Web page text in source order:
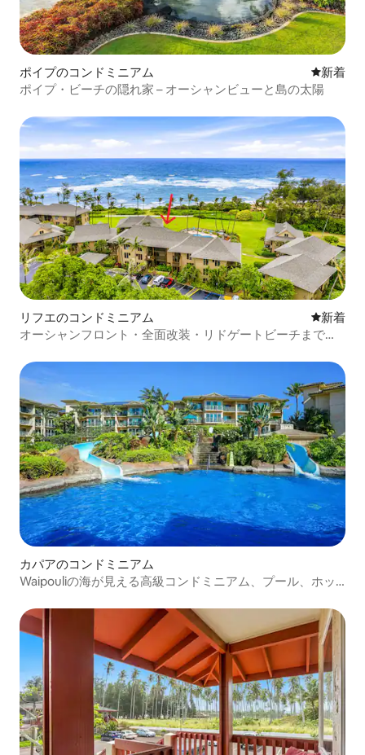
ポイプのコンドミニアム 新しい宿
新着
ポイプ・ビーチの隠れ家 – オーシャンビューと島の太陽
リフエのコンドミニアム 新しい宿
新着
オーシャンフロント・全面改装・リドゲートビーチまで徒
カパアのコンドミニアム
Waipouliの海が見える高級コンドミニアム、プール、ホッ